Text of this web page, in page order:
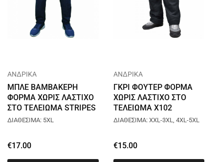
ΑΝΔΡΙΚΑ
ΜΠΛΕ ΒΑΜΒΑΚΕΡΗ
ΦΟΡΜΑ ΧΩΡΙΣ ΛΑΣΤΙΧΟ
ΣΤΟ ΤΕΛΕΙΩΜΑ STRIPES
AXID A625
ΔΙΑΘΕΣΙΜΑ: 5XL
€17.00
ΑΝΔΡΙΚΑ
ΓΚΡΙ ΦΟΥΤΕΡ ΦΟΡΜΑ
ΧΩΡΙΣ ΛΑΣΤΙΧΟ ΣΤΟ
ΤΕΛΕΙΩΜΑ X102
ΥΠΕΡΜΕΓΕΘΗ
ΔΙΑΘΕΣΙΜΑ: XXL-3XL, 4XL-5XL
€15.00